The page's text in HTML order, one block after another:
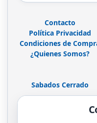
Contacto
Política Privacidad
Condiciones de
¿Quienes Somos?
Sabados Cerrado